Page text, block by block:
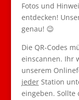
Fotos und
entdecken!
genau! 😉
Die QR-Codes
einscannen. Ihr
unserem
jederStation
eingeben. Sollte